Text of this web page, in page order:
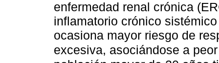
enfermedad renal crónica
inflamatorio crónico
ocasiona mayor riesgo de
excesiva, asociándose a